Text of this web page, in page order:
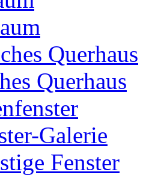
Querhaus
Querhaus
Galerie
Fenster